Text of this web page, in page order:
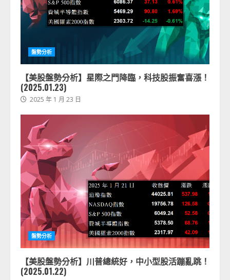
盤勢分析
【美股盤勢分析】星際之門降臨，科技股振奮喜漲！
(2025.01.23)
2025 年 1 月 23 日
盤勢分析
【美股盤勢分析】川普總統好，中小型股活蹦亂跳！
(2025.01.22)